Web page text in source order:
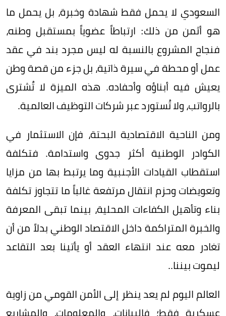
السعودي لا يحمل فقط شهادة وخبرة، بل يحمل ما
هو أثمن من ذلك: ارتباطاً عضوياً بمستقبل وطنه،
فنجاح المشروع بالنسبة له ليس مجرد بند في عقد
عمل أو محطة في سيرة ذاتية، بل جزء من قصة وطن
يعيش فيه أبناؤه وأحفاده. هذه الميزة لا تُشترى
بالرواتب، ولا تُستورد عبر شركات التوظيف العالمية.
ومن الناحية الاقتصادية البحتة، فإن الاستثمار في
الكوادر الوطنية أكثر جدوى واستدامة. فتكلفة
استقطاب القيادات الأجنبية وما يرتبط بها من مزايا
وتعويضات وحزم انتقال مرتفعة غالباً ما تتجاوز تكلفة
بناء وتأهيل الكفاءات المحلية، بينما تبقى المعرفة
والخبرة المتراكمة داخل الاقتصاد الوطني بدلاً من أن
تغادر معه عند انتهاء العقد أو يأتينا بعد التقاعد
ليموت بيننا..
العالم اليوم لم يعد ينظر إلى الأمن القومي من زاوية